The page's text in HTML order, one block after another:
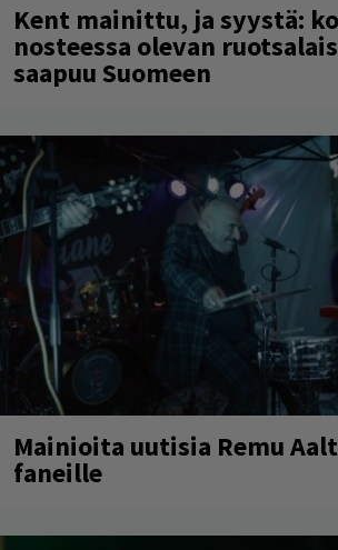
Kent mainittu, ja syystä:
nosteessa olevan
saapuu Suomeen
Mainioita uutisia Remu
faneille